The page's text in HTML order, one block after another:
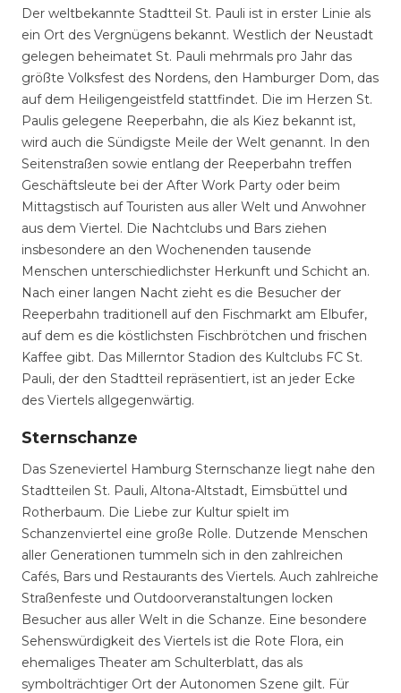
Der weltbekannte Stadtteil St. Pauli ist in erster Linie als
ein Ort des Vergnügens bekannt. Westlich der Neustadt
gelegen beheimatet St. Pauli mehrmals pro Jahr das
größte Volksfest des Nordens, den Hamburger Dom, das
auf dem Heiligengeistfeld stattfindet. Die im Herzen St.
Paulis gelegene Reeperbahn, die als Kiez bekannt ist,
wird auch die Sündigste Meile der Welt genannt. In den
Seitenstraßen sowie entlang der Reeperbahn treffen
Geschäftsleute bei der After Work Party oder beim
Mittagstisch auf Touristen aus aller Welt und Anwohner
aus dem Viertel. Die Nachtclubs und Bars ziehen
insbesondere an den Wochenenden tausende
Menschen unterschiedlichster Herkunft und Schicht an.
Nach einer langen Nacht zieht es die Besucher der
Reeperbahn traditionell auf den Fischmarkt am Elbufer,
auf dem es die köstlichsten Fischbrötchen und frischen
Kaffee gibt. Das Millerntor Stadion des Kultclubs FC St.
Pauli, der den Stadtteil repräsentiert, ist an jeder Ecke
des Viertels allgegenwärtig.
Sternschanze
Das Szeneviertel Hamburg Sternschanze liegt nahe den
Stadtteilen St. Pauli, Altona-Altstadt, Eimsbüttel und
Rotherbaum. Die Liebe zur Kultur spielt im
Schanzenviertel eine große Rolle. Dutzende Menschen
aller Generationen tummeln sich in den zahlreichen
Cafés, Bars und Restaurants des Viertels. Auch zahlreiche
Straßenfeste und Outdoorveranstaltungen locken
Besucher aus aller Welt in die Schanze. Eine besondere
Sehenswürdigkeit des Viertels ist die Rote Flora, ein
ehemaliges Theater am Schulterblatt, das als
symbolträchtiger Ort der Autonomen Szene gilt. Für